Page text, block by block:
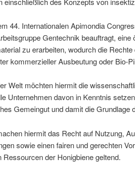
44. Internationalen Apimondia
Gentechnik beauftragt,
zu erarbeiten, wodurch die
kommerzieller Ausbeutung oder Bio-
Welt möchten hiermit die
Unternehmen davon in Kenntnis
Gemeingut und damit die Grundlage
hiermit das Recht auf Nutzung,
sowie einen fairen und gerechten
Ressourcen der Honigbiene geltend.